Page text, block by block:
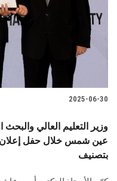
2025-06-30
عين شمس خلال حفل إعلان
بتصنيف